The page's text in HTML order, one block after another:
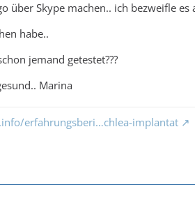
über Skype machen.. ich bezweifle
habe..
jemand getestet???
Marina
erfahrungsberi…chlea-implantat